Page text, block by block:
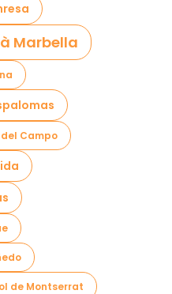
Marbella
Campo
de Montserrat